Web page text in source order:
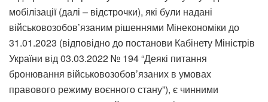
мобілізації (далі – відстрочки), які були надані
військовозобов’язаним рішеннями Мінекономіки до
31.01.2023 (відповідно до постанови Кабінету Міністрів
України від 03.03.2022 № 194 “Деякі питання
бронювання військовозобов’язаних в умовах
правового режиму воєнного стану”), є чинними